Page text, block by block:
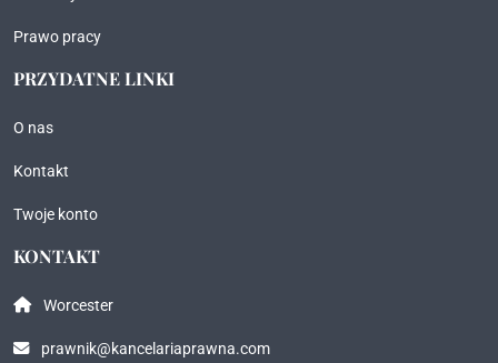
Prawo pracy
PRZYDATNE LINKI
O nas
Kontakt
Twoje konto
KONTAKT
Worcester
prawnik@kancelariaprawna.com